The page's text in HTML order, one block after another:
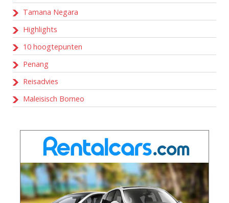
Tamana Negara
Highlights
10 hoogtepunten
Penang
Reisadvies
Maleisisch Borneo